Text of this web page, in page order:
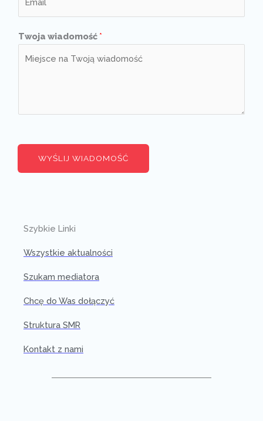
Twoja wiadomość *
WYŚLIJ WIADOMOŚĆ
Szybkie Linki
Wszystkie aktualności
Szukam mediatora
Chcę do Was dołączyć
Struktura SMR
Kontakt z nami